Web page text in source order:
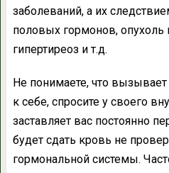
заболеваний, а их
половых гормонов, опухоль
гипертиреоз и т.д.
Не понимаете, что вызывает
к себе, спросите у своего
заставляет вас постоянно
будет сдать кровь не
гормональной системы.